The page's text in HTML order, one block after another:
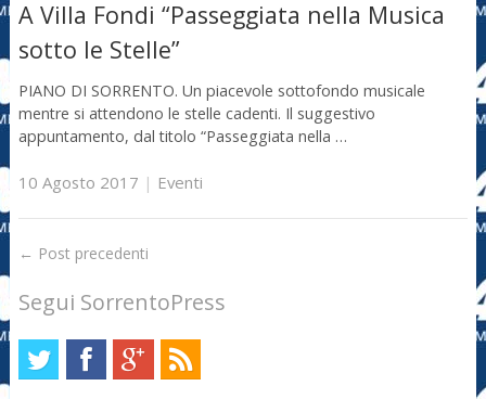
A Villa Fondi “Passeggiata nella Musica
sotto le Stelle”
PIANO DI SORRENTO. Un piacevole sottofondo musicale
mentre si attendono le stelle cadenti. Il suggestivo
appuntamento, dal titolo “Passeggiata nella …
10 Agosto 2017 | Eventi
← Post precedenti
Segui SorrentoPress